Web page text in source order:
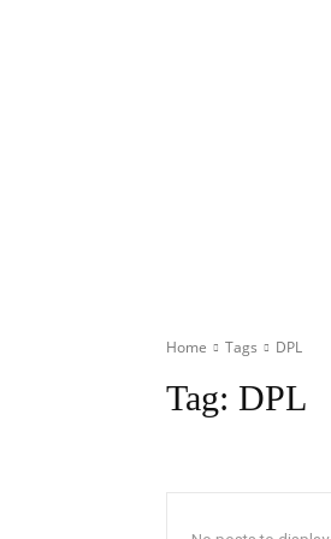
Home Tags DPL
Tag: DPL